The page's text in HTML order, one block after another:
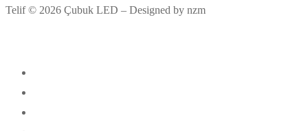
Telif © 2026 Çubuk LED – Designed by nzm